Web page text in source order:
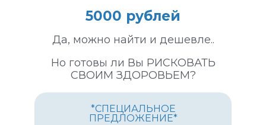
О
О
И
З
М
П
О
5000 рублей
Да, можно найти и дешевле..
Но готовы ли Вы РИСКОВАТЬ
СВОИМ ЗДОРОВЬЕМ?
*СПЕЦИАЛЬНОЕ
ПРЕДЛОЖЕНИЕ*